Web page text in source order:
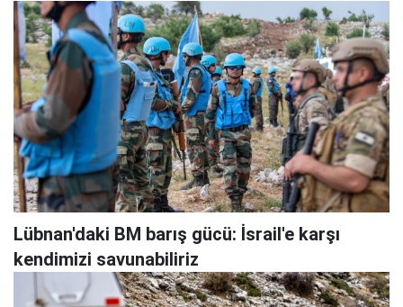
Lübnan'daki BM barış gücü: İsrail'e karşı
kendimizi savunabiliriz